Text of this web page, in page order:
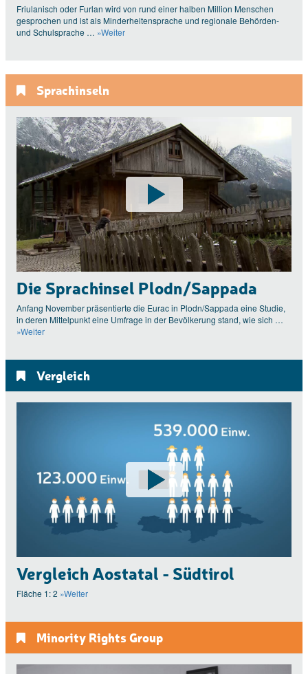
Friulanisch oder Furlan wird von rund einer halben Million Menschen
gesprochen und ist als Minderheitensprache und regionale Behörden-
und Schulsprache … »Weiter
Sprachinseln
Die Sprachinsel Plodn/Sappada
Anfang November präsentierte die Eurac in Plodn/Sappada eine Studie,
in deren Mittelpunkt eine Umfrage in der Bevölkerung stand, wie sich …
»Weiter
Vergleich
Vergleich Aostatal - Südtirol
Fläche 1: 2 »Weiter
Minority Rights Group